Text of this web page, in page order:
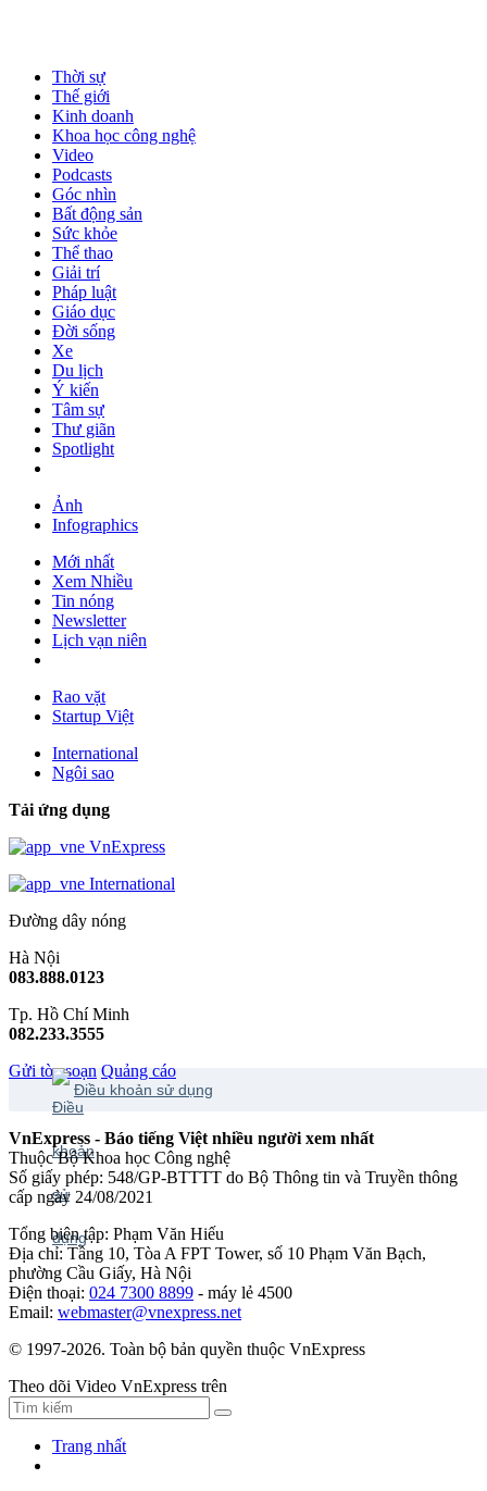
Thời sự
Thế giới
Kinh doanh
Khoa học công nghệ
Video
Podcasts
Góc nhìn
Bất động sản
Sức khỏe
Thể thao
Giải trí
Pháp luật
Giáo dục
Đời sống
Xe
Du lịch
Ý kiến
Tâm sự
Thư giãn
Spotlight
Ảnh
Infographics
Mới nhất
Xem Nhiều
Tin nóng
Newsletter
Lịch vạn niên
Rao vặt
Startup Việt
International
Ngôi sao
Tải ứng dụng
VnExpress
International
Đường dây nóng
Hà Nội
083.888.0123
Tp. Hồ Chí Minh
082.233.3555
Gửi tòa soạn Quảng cáo
Điều khoản sử dụng
VnExpress - Báo tiếng Việt nhiều người xem nhất
Thuộc Bộ Khoa học Công nghệ
Số giấy phép: 548/GP-BTTTT do Bộ Thông tin và Truyền thông
cấp ngày 24/08/2021
Tổng biên tập: Phạm Văn Hiếu
Địa chỉ: Tầng 10, Tòa A FPT Tower, số 10 Phạm Văn Bạch,
phường Cầu Giấy, Hà Nội
Điện thoại: 024 7300 8899 - máy lẻ 4500
Email: webmaster@vnexpress.net
© 1997-2026. Toàn bộ bản quyền thuộc VnExpress
Theo dõi Video VnExpress trên
Trang nhất